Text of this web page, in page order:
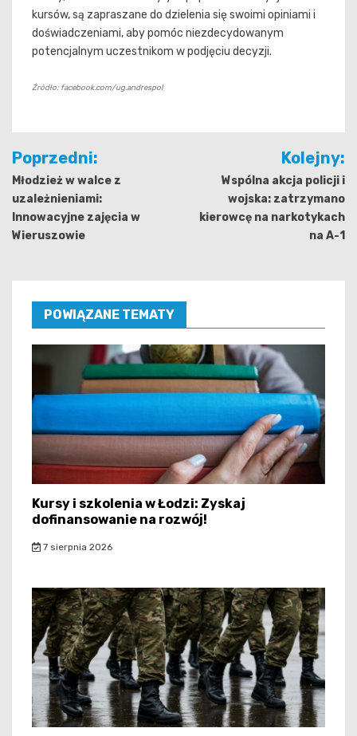
kursów, są zapraszane do dzielenia się swoimi opiniami i
doświadczeniami, aby pomóc niezdecydowanym
potencjalnym uczestnikom w podjęciu decyzji.
Źródło: facebook.com/ug.andrespol
Nawigacja
wpisu
Poprzedni:
Młodzież w walce z
uzależnieniami:
Innowacyjne zajęcia w
Wieruszowie
Kolejny:
Wspólna akcja policji i
wojska: zatrzymano
kierowcę na narkotykach
na A-1
POWIĄZANE TEMATY
Kursy i szkolenia w Łodzi: Zyskaj
dofinansowanie na rozwój!
7 sierpnia 2026